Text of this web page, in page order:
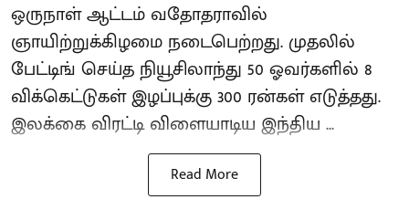
ஒருநாள் ஆட்டம் வதோதராவில்
ஞாயிற்றுக்கிழமை நடைபெற்றது. முதலில்
பேட்டிங் செய்த நியூசிலாந்து 50 ஓவர்களில் 8
விக்கெட்டுகள் இழப்புக்கு 300 ரன்கள் எடுத்தது.
இலக்கை விரட்டி விளையாடிய இந்திய ...
Read More